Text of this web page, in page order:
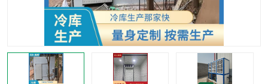
雅安冷库,雅安冻库 攀枝花冻库
烘干冷链 冻库安装，小型冻库造价
内江冷库，内江冻库 宜宾冷库，宜宾冻库设备